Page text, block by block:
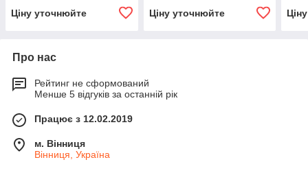
Ціну уточнюйте Ціну уточнюйте
Про нас
Рейтинг не сформований
Менше 5 відгуків за останній рік
Працює з 12.02.2019
м. Вінниця
Вінниця, Україна